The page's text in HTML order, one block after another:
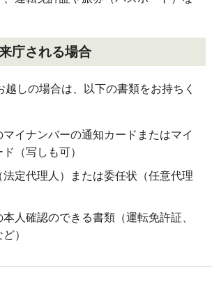
庁される場合
越しの場合は、以下の書類をお持ちく
マイナンバーの通知カードまたはマイ
（写しも可）
法定代理人）または委任状（任意代理
人確認のできる書類（運転免許証、
）